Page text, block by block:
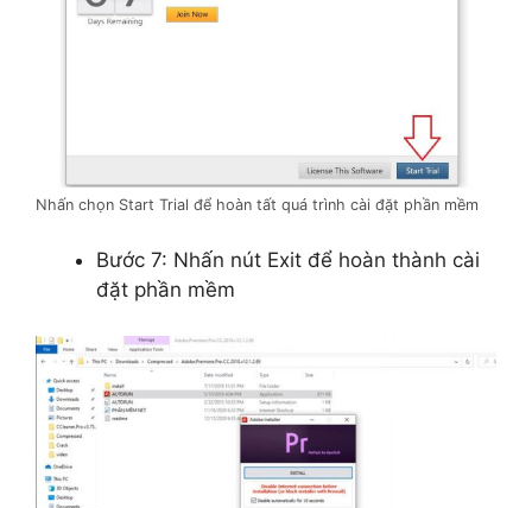
Nhấn chọn Start Trial để hoàn tất quá trình cài đặt phần mềm
Bước 7: Nhấn nút Exit để hoàn thành cài
đặt phần mềm